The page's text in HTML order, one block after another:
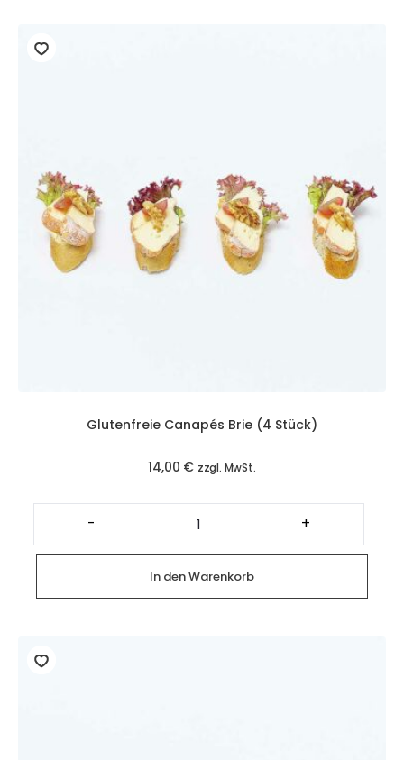
Glutenfreie Canapés Brie (4 Stück)
14,00 € zzgl. MwSt.
-
Glutenfreie
Canapés
Brie
(4
Stück)
Menge
+
In den Warenkorb